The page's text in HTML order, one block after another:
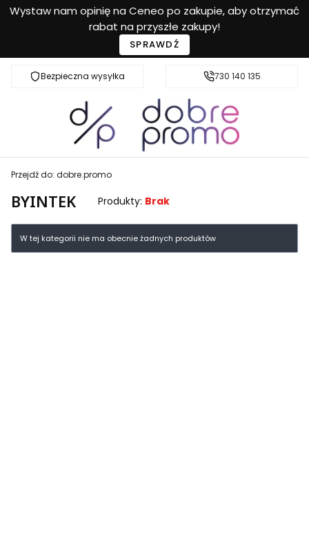
Wystaw nam opinię na Ceneo po zakupie, aby otrzymać
rabat na przyszłe zakupy!
SPRAWDŹ
Bezpieczna wysyłka Przyjazna pomoc
730 140 135
Przejdź do: dobre.promo
BYINTEK Produkty: Brak
W tej kategorii nie ma obecnie żadnych produktów